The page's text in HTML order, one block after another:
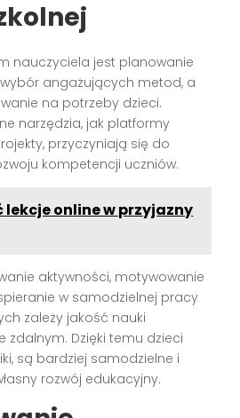
nauczyciela jest planowanie
angażujących metod, a
na potrzeby dzieci.
narzędzia, jak platformy
przyczyniają się do
kompetencji uczniów.
online w przyjazny
aktywności, motywowanie
w samodzielnej pracy
zależy jakość nauki
zdalnym. Dzięki temu dzieci
są bardziej samodzielne i
rozwój edukacyjny.